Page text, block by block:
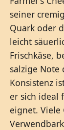
seiner
Quark oder
leicht
Frischkäse,
salzige Note
Konsistenz
er sich ideal
eignet. Viele